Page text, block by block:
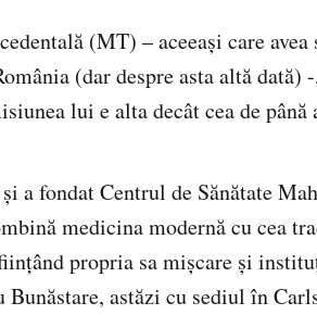
(MT) – aceeași care avea
(dar despre asta altă dată)
lui e alta decât cea de până
a fondat Centrul de Sănătate
medicina modernă cu cea
propria sa mișcare și
astăzi cu sediul în